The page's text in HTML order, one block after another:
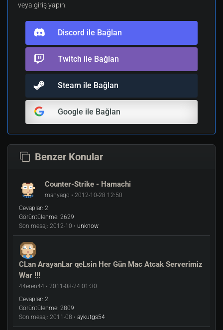
veya giriş yapın.
Discord ile Bağlan
Twitch ile Bağlan
Steam ile Bağlan
Google ile Bağlan
Benzer Konular
Counter-Strike - Hamachi
manyaqq • 2012-10-28 12:50
Cevaplar: 2
Görüntülenme: 2629
Son mesaj: 2012-10 • unknow
CLan ArayanLar qeLsin Her Gün Mac Atcak Serverimiz
War !!!
44eren44 • 2011-08-24 01:30
Cevaplar: 2
Görüntülenme: 2809
Son mesaj: 2011-08 • aykutgs54